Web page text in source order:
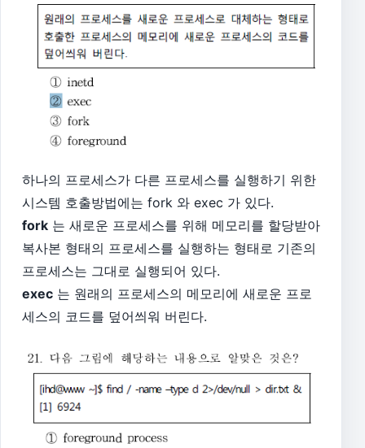
하나의 프로세스가 다른 프로세스를 실행하기 위한
시스템 호출방법에는 fork 와 exec 가 있다.
fork 는 새로운 프로세스를 위해 메모리를 할당받아
복사본 형태의 프로세스를 실행하는 형태로 기존의
프로세스는 그대로 실행되어 있다.
exec 는 원래의 프로세스의 메모리에 새로운 프로
세스의 코드를 덮어씌워 버린다.